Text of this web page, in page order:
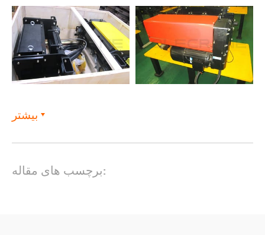
بیشتر
برچسب های مقاله: